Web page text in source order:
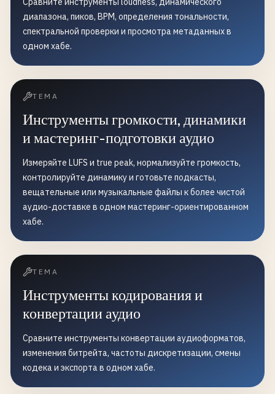
диапазона, пиков, BPM, определения тональности,
спектральной проверки и просмотра метаданных в
одном хабе.
ТЕМА
Инструменты громкости, динамики
и мастеринг-подготовки аудио
Измеряйте LUFS и true peak, нормализуйте громкость,
контролируйте динамику и готовьте подкасты,
вещательные или музыкальные файлы к более чистой
аудио-доставке в одном мастеринг-ориентированном
хабе.
ТЕМА
Инструменты кодирования и
конвертации аудио
Сравните инструменты конвертации аудиоформатов,
изменения битрейта, частоты дискретизации, смены
кодека и экспорта в одном хабе.